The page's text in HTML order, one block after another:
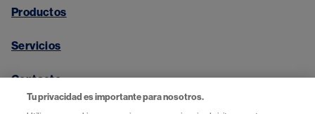
Productos
Servicios
Contacto
Tu privacidad es importante para nosotros.